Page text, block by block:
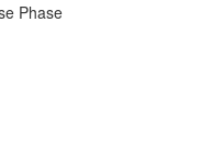
Phase